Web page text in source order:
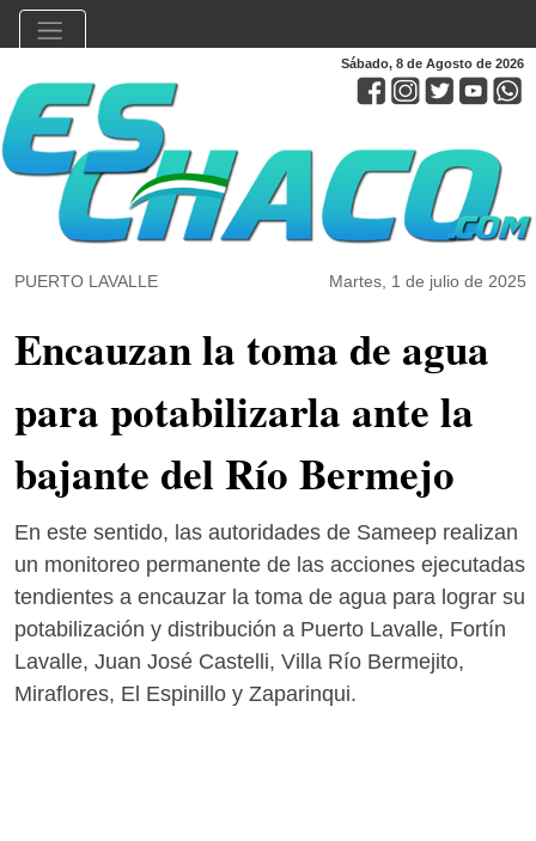
Sábado, 8 de Agosto de 2026
PUERTO LAVALLE Martes, 1 de julio de 2025
Encauzan la toma de agua
para potabilizarla ante la
bajante del Río Bermejo
En este sentido, las autoridades de Sameep realizan
un monitoreo permanente de las acciones ejecutadas
tendientes a encauzar la toma de agua para lograr su
potabilización y distribución a Puerto Lavalle, Fortín
Lavalle, Juan José Castelli, Villa Río Bermejito,
Miraflores, El Espinillo y Zaparinqui.